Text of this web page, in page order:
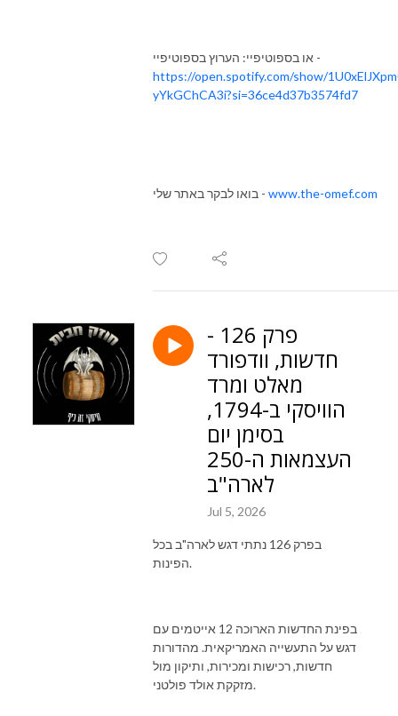
או בספוטיפיי: הערוץ בספוטיפיי -
https://open.spotify.com/show/
yYkGChCA3i?si=36ce4d37b3574fd7
בואו לבקר באתר שלי - www.the-omef.com
פרק 126 -
חדשות, וודפורד
מאלט ומרד
הוויסקי ב-1794,
בסימן יום
העצמאות ה-250
לארה"ב
Jul 5, 2026
בפרק 126 נתתי דגש לארה"ב בכל
הפינות.
בפינת החדשות הארוכה 12 אייטמים עם
דגש על התעשייה האמריקאית. מהדורות
חדשות, רכישות ומכירות, ותיקון מול
מזקקת אולד פולטני.